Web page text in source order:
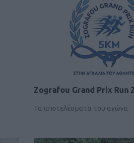
Zografou Grand Prix Run
Τα αποτελέσματα του αγώνα